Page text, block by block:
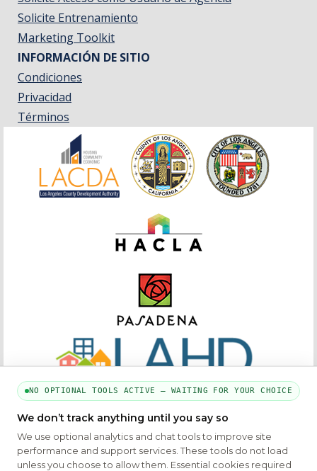
Solicite Entrenamiento
Marketing Toolkit
INFORMACIÓN DE SITIO
Condiciones
Privacidad
Términos
PARTE DE LA RED MYHOUSINGSEARCH
NO OPTIONAL TOOLS ACTIVE — WAITING FOR YOUR CHOICE
We don’t track anything until you say so
We use optional analytics and chat tools to improve site
performance and support services. These tools do not load
unless you choose to allow them. Essential cookies required